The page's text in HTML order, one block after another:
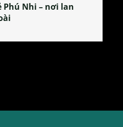
Phú Nhi – nơi lan